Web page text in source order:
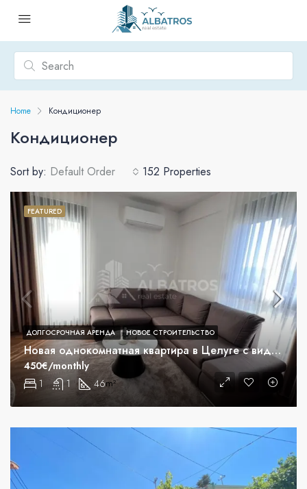
Home Кондиционер
Кондиционер
152 Properties
Sort by: Default Order
Новая однокомнатная квартира в Целуге с видом на море.
1 1 46m²
450€/monthly
ДОЛГОСРОЧНАЯ АРЕНДА НОВОЕ СТРОИТЕЛЬСТВО
FEATURED